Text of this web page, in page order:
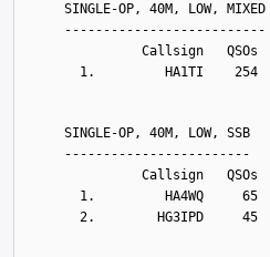
SINGLE-OP, 40M, LOW, MIXED
--------------------------
Callsign   QSOs  Points
1.         HA1TI    254
SINGLE-OP, 40M, LOW, SSB
------------------------
Callsign   QSOs  Points
1.         HA4WQ     65
2.        HG3IPD     45